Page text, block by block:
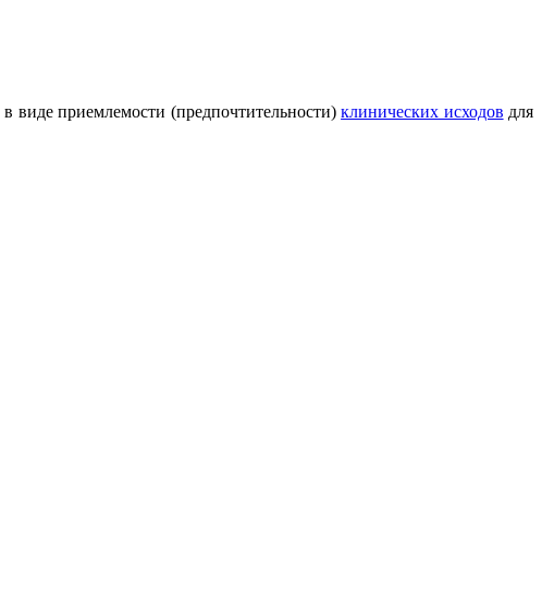
виде приемлемости (предпочтительности)клинических исходов для